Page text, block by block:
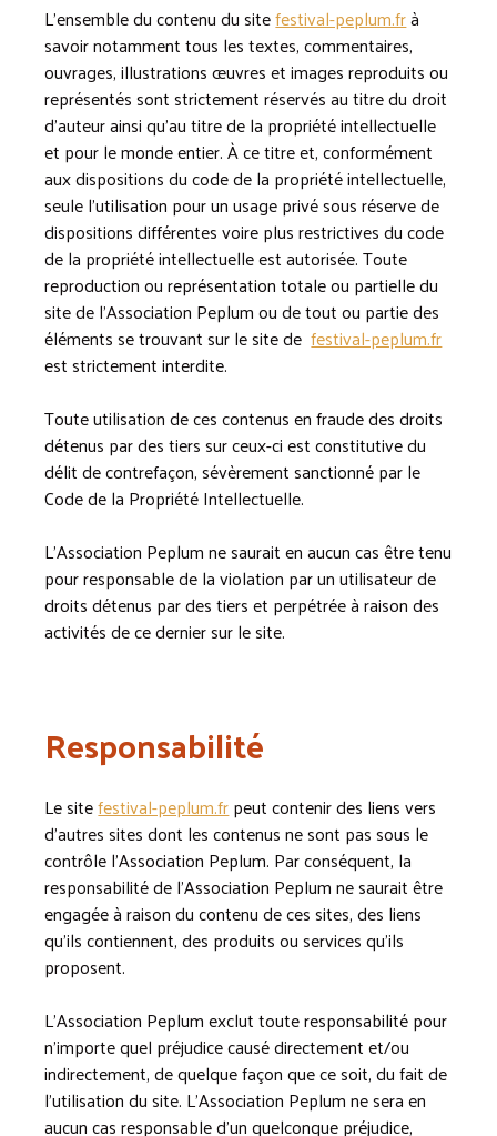
L’ensemble du contenu du sitefestival-peplum.frà
savoir notamment tous les textes, commentaires,
ouvrages, illustrations œuvres et images reproduits ou
représentés sont strictement réservés au titre du droit
d’auteur ainsi qu’au titre de la propriété intellectuelle
et pour le monde entier. À ce titre et, conformément
aux dispositions du code de la propriété intellectuelle,
seule l’utilisation pour un usage privé sous réserve de
dispositions différentes voire plus restrictives du code
de la propriété intellectuelle est autorisée. Toute
reproduction ou représentation totale ou partielle du
site de l’Association Peplum ou de tout ou partie des
éléments se trouvant sur le site defestival-peplum.fr
est strictement interdite.
Toute utilisation de ces contenus en fraude des droits
détenus par des tiers sur ceux-ci est constitutive du
délit de contrefaçon, sévèrement sanctionné par le
Code de la Propriété Intellectuelle.
L’Association Peplum ne saurait en aucun cas être tenu
pour responsable de la violation par un utilisateur de
droits détenus par des tiers et perpétrée à raison des
activités de ce dernier sur le site.
Responsabilité
Le sitefestival-peplum.frpeut contenir des liens vers
d’autres sites dont les contenus ne sont pas sous le
contrôle l’Association Peplum. Par conséquent, la
responsabilité de l’Association Peplum ne saurait être
engagée à raison du contenu de ces sites, des liens
qu’ils contiennent, des produits ou services qu’ils
proposent.
L’Association Peplum exclut toute responsabilité pour
n’importe quel préjudice causé directement et/ou
indirectement, de quelque façon que ce soit, du fait de
l’utilisation du site. L’Association Peplum ne sera en
aucun cas responsable d’un quelconque préjudice,